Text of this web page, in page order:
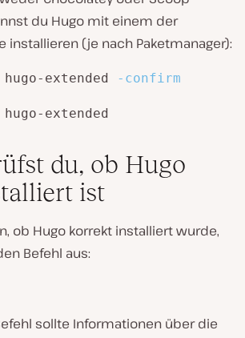
du Hugo mit einem der
installieren (je nach Paketmanager):
hugo-extended -confirm
hugo-extended
du, ob Hugo
ist
ob Hugo korrekt installiert wurde,
Befehl aus:
sollte Informationen über die